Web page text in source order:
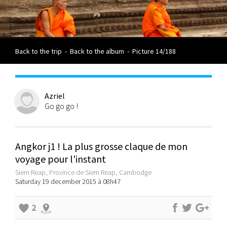
Back to the trip - Back to the album - Picture 14/188
Azriel
Go go go !
Angkor j1 ! La plus grosse claque de mon
voyage pour l'instant
Siem Reap, Province de Siem Reap, Cambodge
Saturday 19 december 2015 à 08h47
2